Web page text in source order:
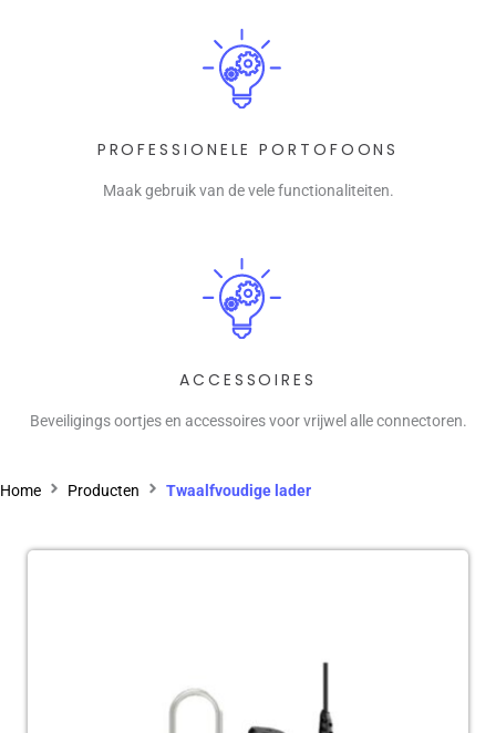
PROFESSIONELE PORTOFOONS
Maak gebruik van de vele functionaliteiten.
ACCESSOIRES
Beveiligings oortjes en accessoires voor vrijwel alle connectoren.
Home Producten Twaalfvoudige lader